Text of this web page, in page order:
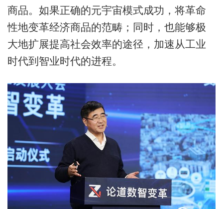
商品。如果正确的元宇宙模式成功，将革命
性地变革经济商品的范畴；同时，也能够极
大地扩展提高社会效率的途径，加速从工业
时代到智业时代的进程。